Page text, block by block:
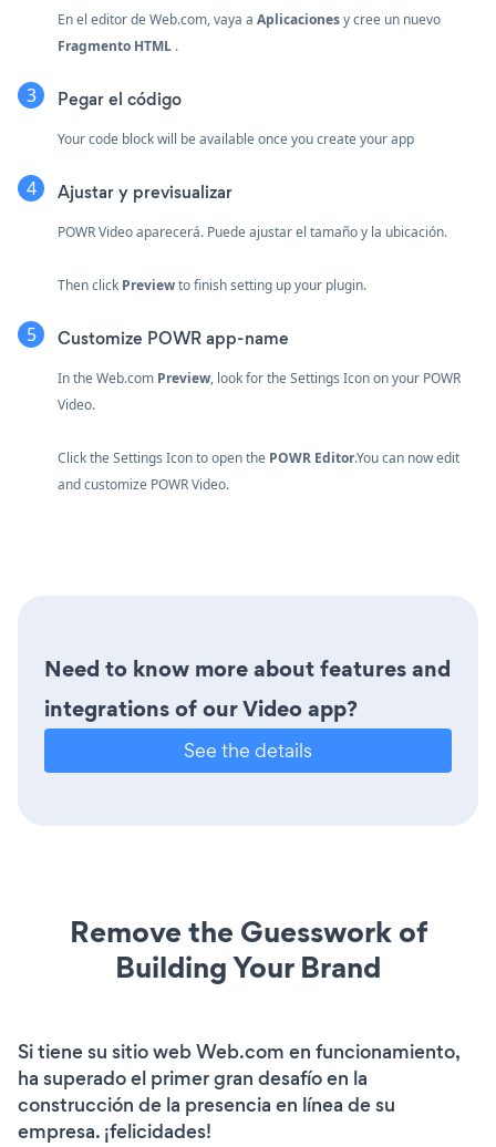
En el editor de Web.com, vaya a Aplicacionesy cree un nuevo
Fragmento HTML .
Pegar el código
Your code block will be available once you create your app
Ajustar y previsualizar
POWR Video aparecerá. Puede ajustar el tamaño y la ubicación.
Then click Previewto finish setting up your plugin.
Customize POWR app-name
In the Web.com Preview, look for the Settings Iconon your POWR
Video.
Click the Settings Icon to open the POWR Editor.You can now edit
and customize POWR Video.
Need to know more about features and
integrations of our Video app?
See the details
Remove the Guesswork of
Building Your Brand
Si tiene su sitio web Web.com en funcionamiento,
ha superado el primer gran desafío en la
construcción de la presencia en línea de su
empresa. ¡felicidades!